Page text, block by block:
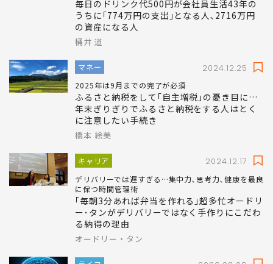
毎日のドリンク代500円が会社員生活43年の
うちに｢774万円の支出｣となる人､2716万円
の資産になる人
桶井 道
マネー 2024.12.25
2025年は9月までの完了が必須
ふるさと納税をして｢自主増税｣の憂き目に…
年末ぎりぎりでふるさと納税をする人はとく
に注意したい手続き
橋本 絵美
キャリア 2024.12.17
デリバリーでは遅すぎる…集中力､思考力､健康を最良
に保つ時間管理術
｢毎朝3分あれば弁当を作れる｣超多忙オードリ
ー･タンがデリバリーではなく手作りにこだわ
る納得の理由
オードリー・タン